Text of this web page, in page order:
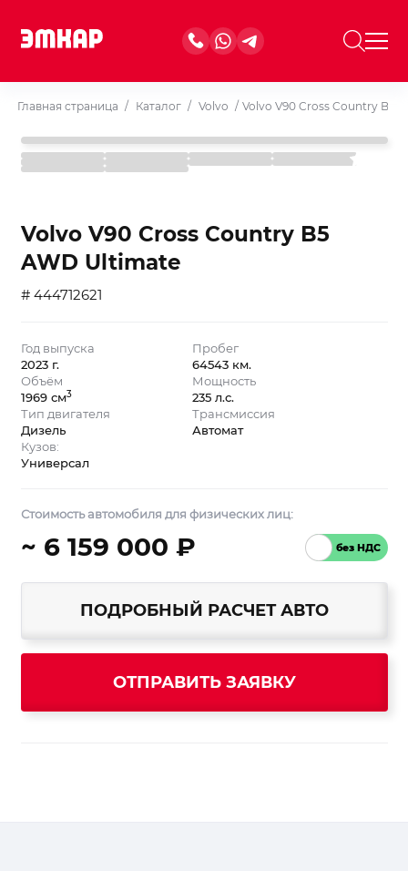
Главная страница / Каталог / Volvo / Volvo V90 Cross Country B5
Volvo V90 Cross Country B5
AWD Ultimate
# 444712621
Год выпуска
2023 г.
Пробег
64543 км.
Объём
1969 см3
Мощность
235 л.с.
Тип двигателя
Дизель
Трансмиссия
Автомат
Кузов:
Универсал
Стоимость автомобиля для физических лиц:
~ 6 159 000 ₽
ПОДРОБНЫЙ РАСЧЕТ АВТО
ОТПРАВИТЬ ЗАЯВКУ